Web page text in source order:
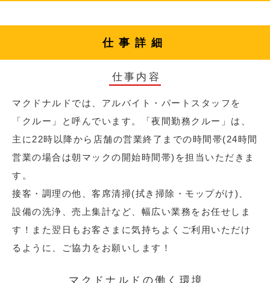
仕事詳細
仕事内容
マクドナルドでは、アルバイト・パートスタッフを
「クルー」と呼んでいます。「夜間勤務クルー」は、
主に22時以降から店舗の営業終了までの時間帯(24時間
営業の場合は朝マックの開始時間帯)を担当いただきま
す。
接客・調理の他、客席清掃(拭き掃除・モップがけ)、
設備の洗浄、売上集計など、幅広い業務をお任せしま
す！また翌日もお客さまに気持ちよくご利用いただけ
るように、ご協力をお願いします！
マクドナルドの働く環境